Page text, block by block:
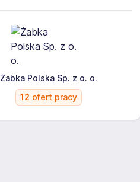
Żabka Polska Sp. z o. o.
12 ofert pracy